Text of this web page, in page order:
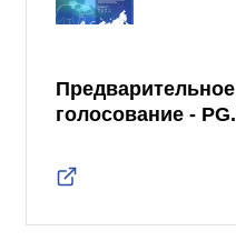
Предварительное
голосование -